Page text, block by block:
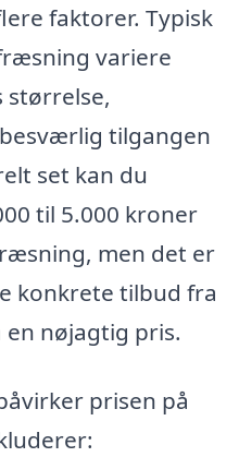
faktorer. Typisk
variere
størrelse,
tilgangen
set kan du
til 5.000 kroner
men det er
konkrete tilbud fra
nøjagtig pris.
prisen på